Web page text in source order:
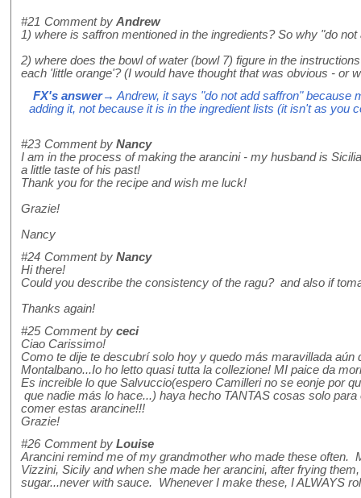
#21 Comment by Andrew
1) where is saffron mentioned in the ingredients? So why "do not
2) where does the bowl of water (bowl 7) figure in the
each 'little orange'? (I would have thought that was obvious - or
FX's answer→ Andrew, it says "do not add saffron" because
adding it, not because it is in the ingredient lists (it isn't as you
#23 Comment by Nancy
I am in the process of making the arancini - my husband is
a little taste of his past!
Thank you for the recipe and wish me luck!
Grazie!
Nancy
#24 Comment by Nancy
Hi there!
Could you describe the consistency of the ragu? and also if
Thanks again!
#25 Comment by ceci
Ciao Carissimo!
Como te dije te descubrí solo hoy y quedo más maravillada aún
Montalbano...Io ho letto quasi tutta la collezione! MI paice da
Es increible lo que Salvuccio(espero Camilleri no se eonje por
que nadie más lo hace...) haya hecho TANTAS cosas solo
comer estas arancine!!!
Grazie!
#26 Comment by Louise
Arancini remind me of my grandmother who made these often.
Vizzini, Sicily and when she made her arancini, after frying
sugar...never with sauce. Whenever I make these, I ALWAYS